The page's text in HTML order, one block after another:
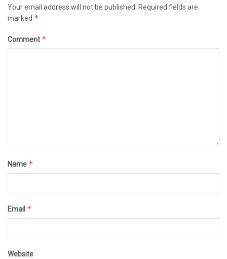
Your email address will not be published. Required fields are
marked *
Comment *
Name *
Email *
Website